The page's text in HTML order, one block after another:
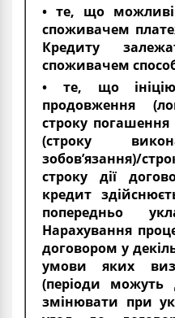
• те, що
споживачем
Кредиту
споживачем
• те, що
продовження
строку
(строку
зобов’язання)/
строку дії
кредит
попередньо
Нарахування
договором у
умови яких
(періоди можуть
змінювати при